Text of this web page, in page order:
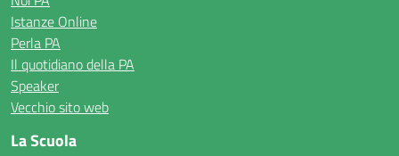
Istanze Online
Perla PA
Il quotidiano della PA
Speaker
Vecchio sito web
La Scuola